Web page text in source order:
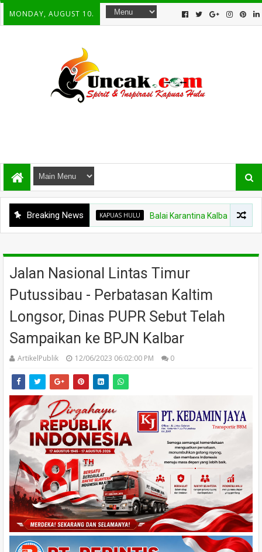
MONDAY, AUGUST 10.
Breaking NewsKAPUAS HULU Balai Karantina Kalbar Tinjau Jalur
Jalan Nasional Lintas Timur
Putussibau - Perbatasan Kaltim
Longsor, Dinas PUPR Sebut Telah
Sampaikan ke BPJN Kalbar
ArtikelPublik 12/06/2023 06:02:00 PM 0